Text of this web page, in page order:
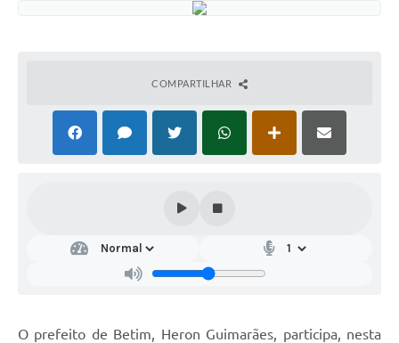
COMPARTILHAR
O prefeito de Betim, Heron Guimarães, participa, nesta